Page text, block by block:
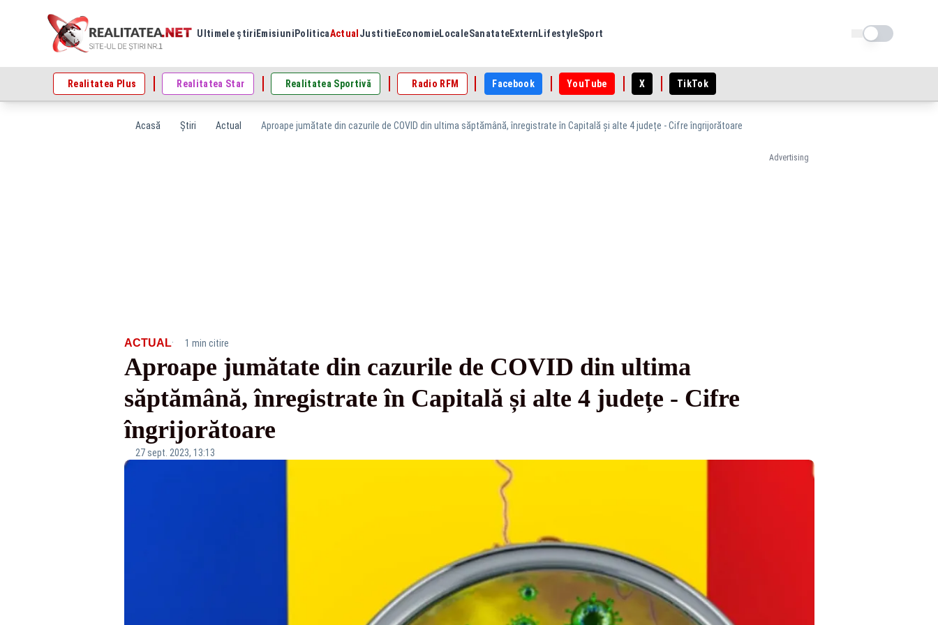
Ultimele știri Emisiuni PoliticaActual Justitie EconomieLocaleSanatateExtern LifestyleSport Schimba tema
Realitatea Plus Realitatea Star Realitatea Sportivă Radio RFM Facebook YouTube X TikTok
Acasă Știri Actual Aproape jumătate din cazurile de COVID din ultima săptămână, înregistrate în Capitală și alte 4 județe - Cifre îngrijorătoare
Advertising
ACTUAL· 1 min citire
Aproape jumătate din cazurile de COVID din ultima
săptămână, înregistrate în Capitală și alte 4 județe - Cifre
îngrijorătoare
27 sept. 2023, 13:13